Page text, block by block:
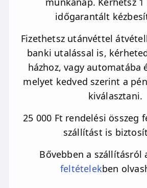
időgarantált
Fizethetsz utánvéttel
banki utalással is,
házhoz, vagy automatába
melyet kedved szerint a
kiválasztani.
25 000 Ft rendelési összeg
szállítást is
Bővebben a szállításról
feltételekben